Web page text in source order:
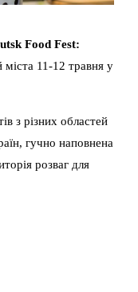
Food Fest:
міста 11-12 травня у
з різних областей
гучно наповнена
розваг для